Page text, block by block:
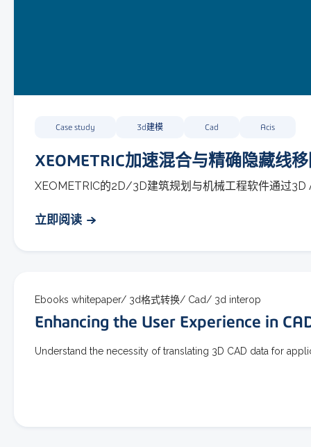
Case study 3d建模 Cad Acis
XEOMETRIC加速混合与精确隐藏线
XEOMETRIC的2D/3D建筑规划与机械工程软件通过
立即阅读
Ebooks whitepaper/ 3d格式转换/ Cad/ 3d interop
Enhancing the User Experience in
Understand the necessity of translating 3D CAD data for